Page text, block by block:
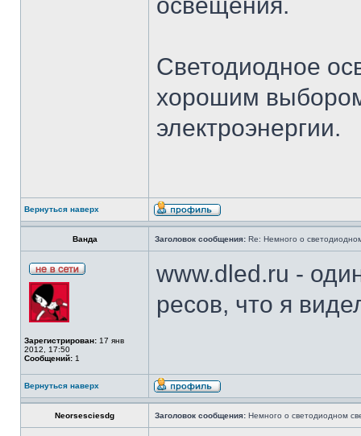
Светодиодное
хорошим
электроэнергии.
Вернуться наверх
Ванда Заголовок сообщения: Re: Немного о
Зарегистрирован: 17 янв
2012, 17:50
Сообщений: 1
www.dled.ru -
ресов, что я
Вернуться наверх
Neorsesciesdg Заголовок сообщения: Немного о светодиодном